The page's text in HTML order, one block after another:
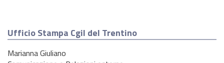
Ufficio Stampa Cgil del Trentino
Marianna Giuliano